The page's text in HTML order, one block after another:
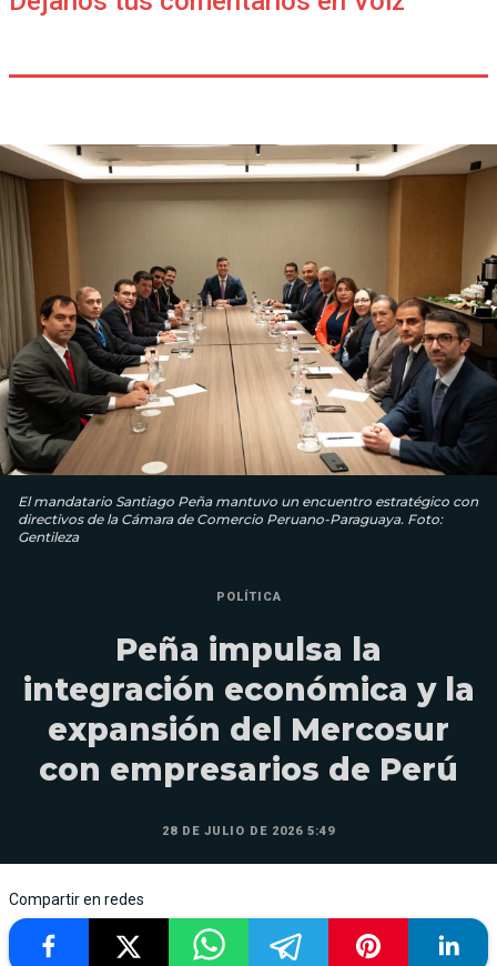
El mandatario Santiago Peña mantuvo un encuentro estratégico con
directivos de la Cámara de Comercio Peruano-Paraguaya. Foto:
Gentileza
POLÍTICA
Peña impulsa la
integración económica y la
expansión del Mercosur
con empresarios de Perú
28 DE JULIO DE 2026 5:49
Compartir en redes